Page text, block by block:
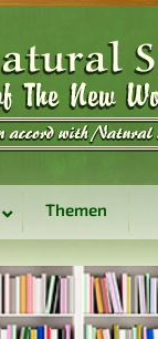
Themen